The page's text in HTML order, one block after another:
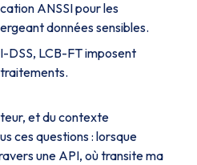
ANSSI pour les
données sensibles.
DSS, LCB-FT imposent
et du contexte
ces questions : lorsque
une API, où transite ma